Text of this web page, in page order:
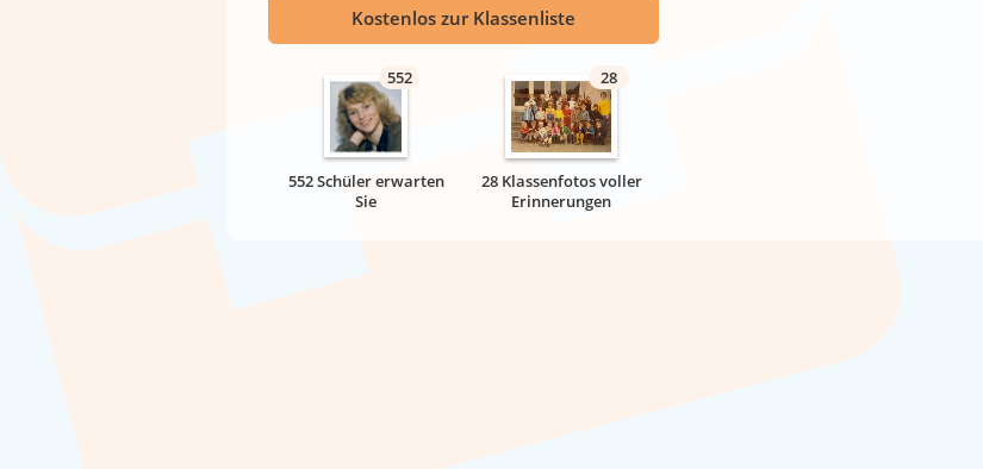
Kostenlos zur Klassenliste
552
552 Schüler erwarten
Sie
28
28 Klassenfotos voller
Erinnerungen